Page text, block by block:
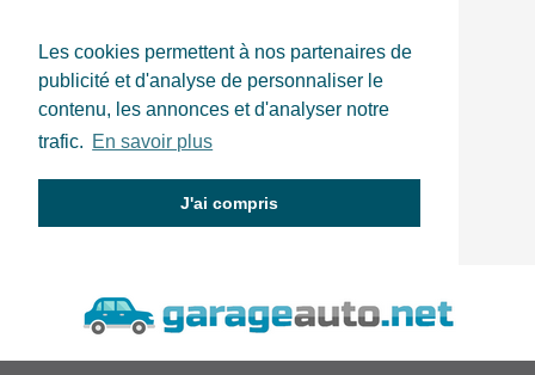
Les cookies permettent à nos partenaires de
publicité et d'analyse de personnaliser le
contenu, les annonces et d'analyser notre
trafic. En savoir plus
J'ai compris